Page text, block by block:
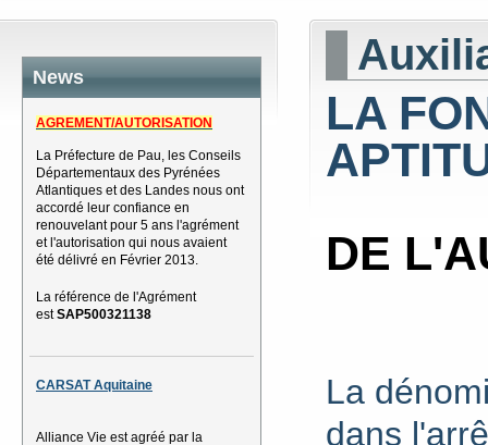
News
AGREMENT/AUTORISATION
La Préfecture de Pau, les Conseils
Départementaux des Pyrénées
Atlantiques et des Landes nous ont
accordé leur confiance en
renouvelant pour 5 ans l'agrément
et l'autorisation qui nous avaient
été délivré en Février 2013.
La référence de l'Agrément
estSAP500321138
CARSAT Aquitaine
Alliance Vie est agréé par la
LA
DE
La
dans